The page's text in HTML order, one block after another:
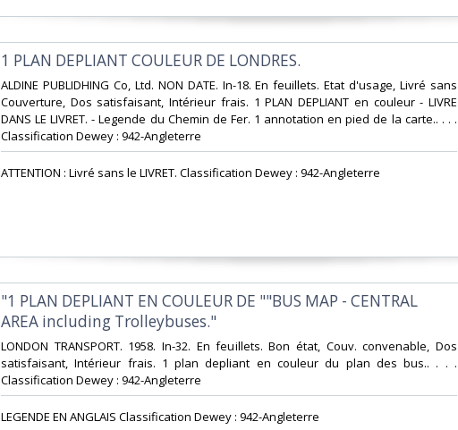
‎1 PLAN DEPLIANT COULEUR DE LONDRES.‎
‎ALDINE PUBLIDHING Co, Ltd. NON DATE. In-18. En feuillets. Etat d'usage, Livré sans
Couverture, Dos satisfaisant, Intérieur frais. 1 PLAN DEPLIANT en couleur - LIVRE
DANS LE LIVRET. - Legende du Chemin de Fer. 1 annotation en pied de la carte.. . . .
Classification Dewey : 942-Angleterre‎
‎ATTENTION : Livré sans le LIVRET. Classification Dewey : 942-Angleterre‎
‎"1 PLAN DEPLIANT EN COULEUR DE ""BUS MAP - CENTRAL
AREA including Trolleybuses."‎
‎LONDON TRANSPORT. 1958. In-32. En feuillets. Bon état, Couv. convenable, Dos
satisfaisant, Intérieur frais. 1 plan depliant en couleur du plan des bus.. . . .
Classification Dewey : 942-Angleterre‎
‎LEGENDE EN ANGLAIS Classification Dewey : 942-Angleterre‎